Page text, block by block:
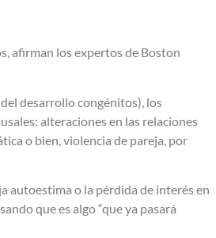
afirman los expertos de Boston
desarrollo congénitos), los
alteraciones en las relaciones
o bien, violencia de pareja, por
autoestima o la pérdida de interés en
que es algo “que ya pasará